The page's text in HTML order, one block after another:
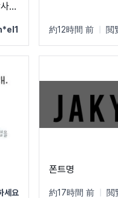
하
約12時間 前 閲
세요
폰트명
約17時間 前 閲